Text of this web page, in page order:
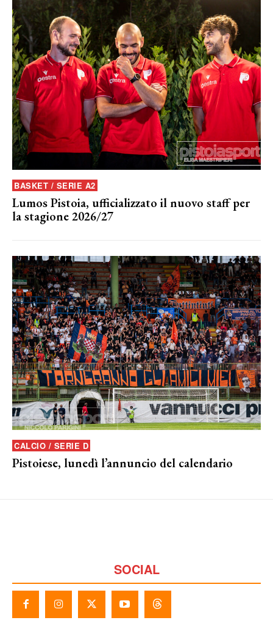
BASKET / SERIE A2
Lumos Pistoia, ufficializzato il nuovo staff per
la stagione 2026/27
CALCIO / SERIE D
Pistoiese, lunedì l’annuncio del calendario
SOCIAL